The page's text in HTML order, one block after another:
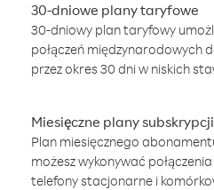
30-dniowe plany taryfowe
30-dniowy plan taryfowy
połączeń międzynarodowych
przez okres 30 dni w niskich
Miesięczne plany subskrypcji
Plan miesięcznego
możesz wykonywać
telefony stacjonarne i